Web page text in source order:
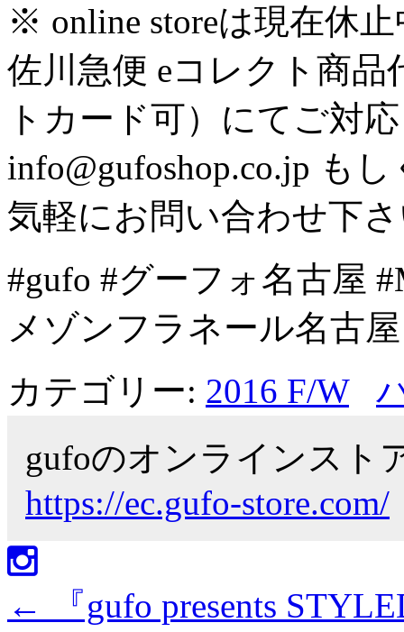
※ online storeは現在休
佐川急便 eコレクト商
トカード可）にてご対
info@gufoshop.co.jp も
気軽にお問い合わせ下
#gufo #グーフォ名古屋
メゾンフラネール名
カテゴリー: 2016 F/W
gufoのオンラインスト
https://ec.gufo-store.com/
← 『gufo presents